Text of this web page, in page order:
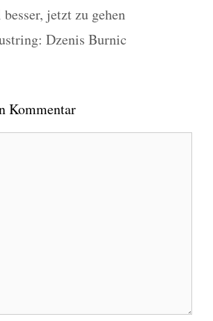
jetzt zu gehen
Dzenis Burnic
Kommentar